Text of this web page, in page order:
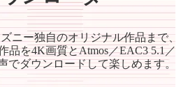
ニー独自のオリジナル作品まで、
品を4K画質とAtmos／EAC3 5.1／
でダウンロードして楽しめます。